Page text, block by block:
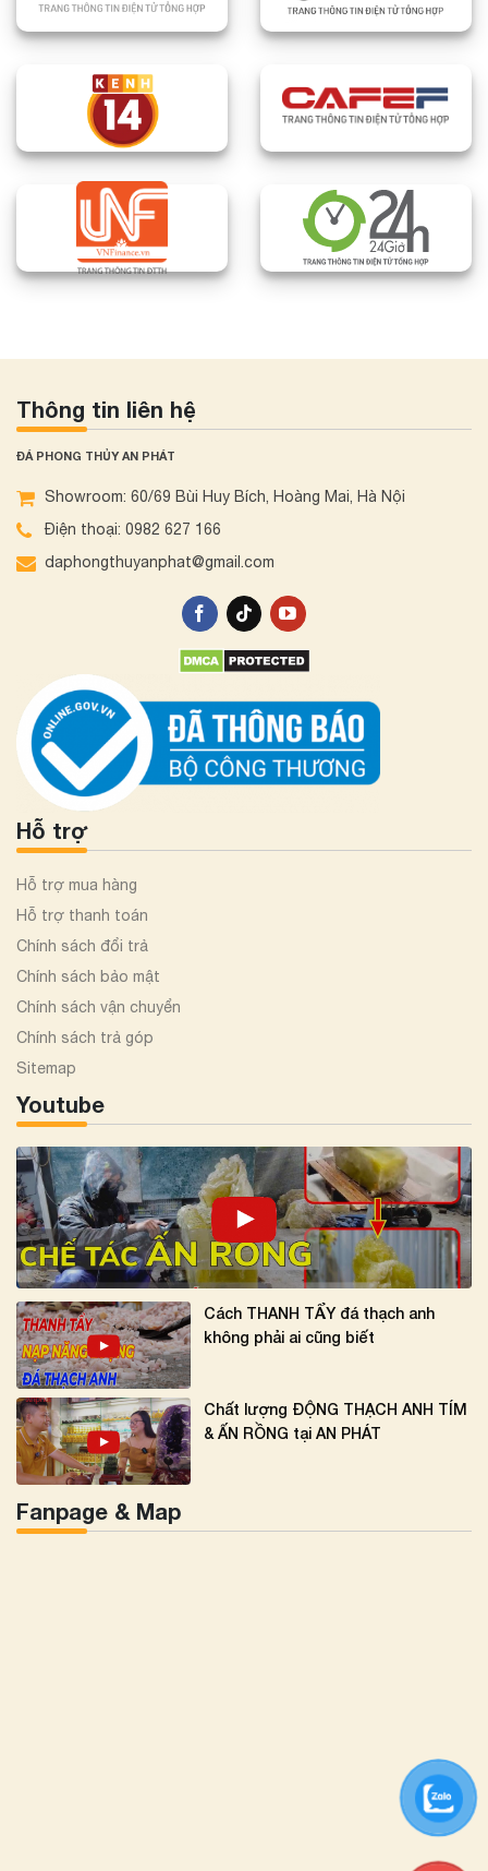
Thông tin liên hệ
ĐÁ PHONG THỦY AN PHÁT
Showroom: 60/69 Bùi Huy Bích, Hoàng Mai, Hà Nội
Điện thoại: 0982 627 166
daphongthuyanphat@gmail.com
Hỗ trợ
Hỗ trợ mua hàng
Hỗ trợ thanh toán
Chính sách đổi trả
Chính sách bảo mật
Chính sách vận chuyển
Chính sách trả góp
Sitemap
Youtube
Cách THANH TẨY đá thạch anh
không phải ai cũng biết
Chất lượng ĐỘNG THẠCH ANH TÍM
& ẤN RỒNG tại AN PHÁT
Fanpage & Map